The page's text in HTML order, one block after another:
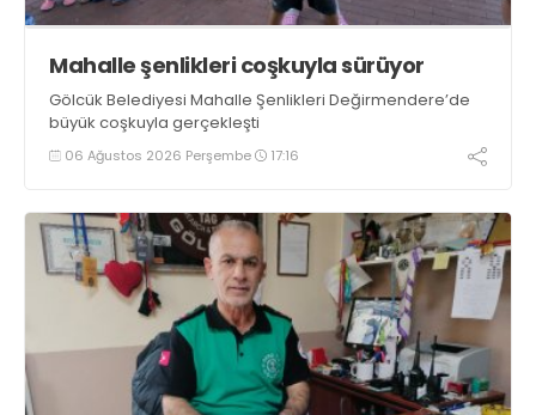
Mahalle şenlikleri coşkuyla sürüyor
Gölcük Belediyesi Mahalle Şenlikleri Değirmendere’de
büyük coşkuyla gerçekleşti
06 Ağustos 2026 Perşembe 17:16